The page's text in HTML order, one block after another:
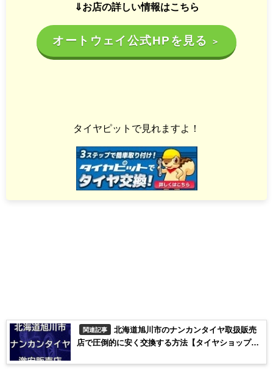
⇓お店の詳しい情報はこちら
オートウェイ公式HPを見る ＞
タイヤピットで見れますよ！
関連記事
北海道旭川市のナンカンタイヤ取扱販売
店で圧倒的に安く交換する方法【タイヤショップま